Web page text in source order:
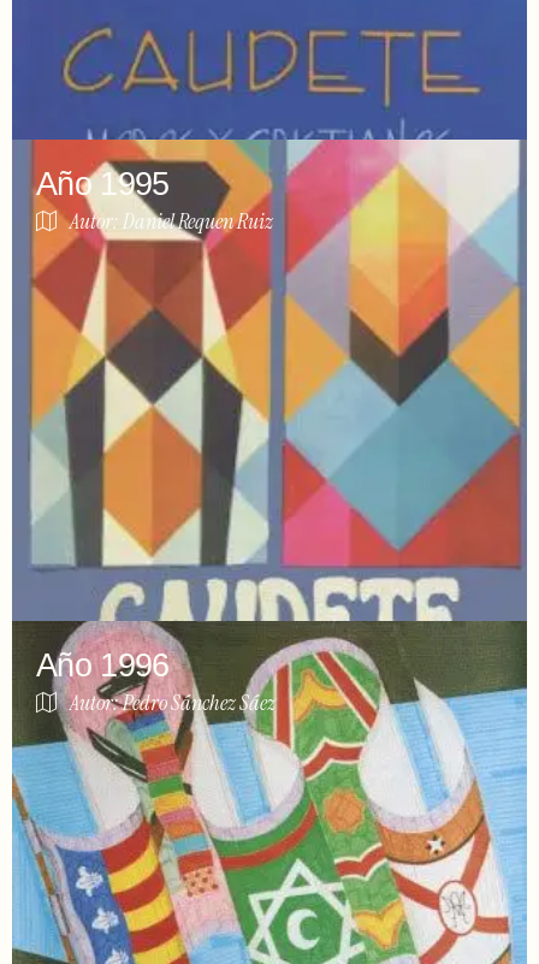
Año 1995
Autor: Daniel Requen Ruiz
Año 1996
Autor: Pedro Sánchez Sáez